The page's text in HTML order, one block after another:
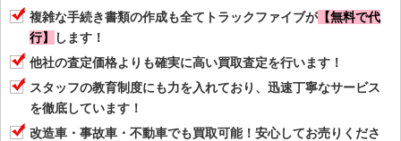
複雑な手続き書類の作成も全てトラックファイブが 【無料で代
行】
します！
他社の査定価格よりも確実に高い買取査定を行います！
スタッフの教育制度にも力を入れており、迅速丁寧なサービス
を徹底しています！
改造車・事故車・不動車でも買取可能！安心してお売りくださ